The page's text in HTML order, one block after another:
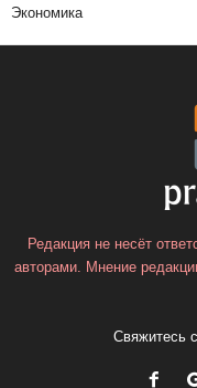
Экономика
Редакция не несёт
авторами. Мнение
Свяжитесь